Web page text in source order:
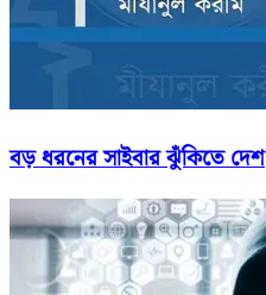
বড় ধরনের সাইবার ঝুঁকিতে দেশ